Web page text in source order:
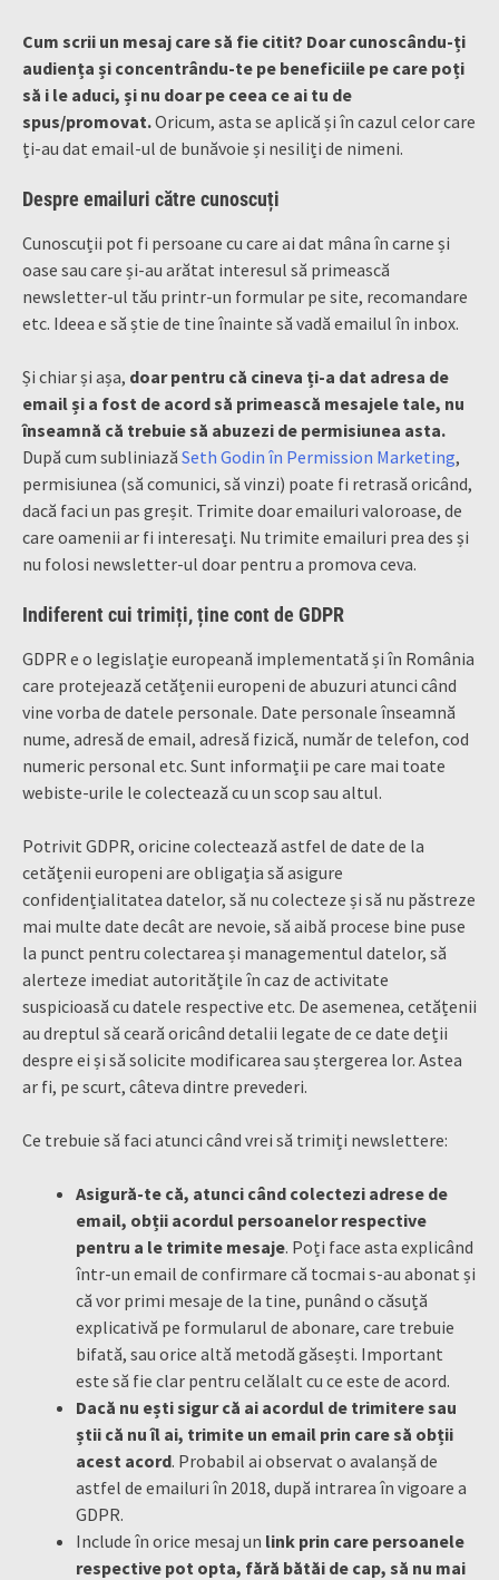
Cum scrii un mesaj care să fie citit? Doar cunoscându-ți
audiența și concentrându-te pe beneficiile pe care poți
să i le aduci, și nu doar pe ceea ce ai tu de
spus/promovat.Oricum, asta se aplică și în cazul celor care
ți-au dat email-ul de bunăvoie și nesiliți de nimeni.
Despre emailuri către cunoscuți
Cunoscuții pot fi persoane cu care ai dat mâna în carne și
oase sau care și-au arătat interesul să primească
newsletter-ul tău printr-un formular pe site, recomandare
etc. Ideea e să știe de tine înainte să vadă emailul în inbox.
Și chiar și așa, doar pentru că cineva ți-a dat adresa de
email și a fost de acord să primească mesajele tale, nu
înseamnă că trebuie să abuzezi de permisiunea asta.
După cum subliniază Seth Godin în Permission Marketing,
permisiunea (să comunici, să vinzi) poate fi retrasă oricând,
dacă faci un pas greșit. Trimite doar emailuri valoroase, de
care oamenii ar fi interesați. Nu trimite emailuri prea des și
nu folosi newsletter-ul doar pentru a promova ceva.
Indiferent cui trimiți, ține cont de GDPR
GDPR e o legislație europeană implementată și în România
care protejează cetățenii europeni de abuzuri atunci când
vine vorba de datele personale. Date personale înseamnă
nume, adresă de email, adresă fizică, număr de telefon, cod
numeric personal etc. Sunt informații pe care mai toate
webiste-urile le colectează cu un scop sau altul.
Potrivit GDPR, oricine colectează astfel de date de la
cetățenii europeni are obligația să asigure
confidențialitatea datelor, să nu colecteze și să nu păstreze
mai multe date decât are nevoie, să aibă procese bine puse
la punct pentru colectarea și managementul datelor, să
alerteze imediat autoritățile în caz de activitate
suspicioasă cu datele respective etc. De asemenea, cetățenii
au dreptul să ceară oricând detalii legate de ce date deții
despre ei și să solicite modificarea sau ștergerea lor. Astea
ar fi, pe scurt, câteva dintre prevederi.
Ce trebuie să faci atunci când vrei să trimiți newslettere:
Asigură-te că, atunci când colectezi adrese de
email, obții acordul persoanelor respective
pentru a le trimite mesaje. Poți face asta explicând
într-un email de confirmare că tocmai s-au abonat și
că vor primi mesaje de la tine, punând o căsuță
explicativă pe formularul de abonare, care trebuie
bifată, sau orice altă metodă găsești. Important
este să fie clar pentru celălalt cu ce este de acord.
Dacă nu ești sigur că ai acordul de trimitere sau
știi că nu îl ai, trimite un email prin care să obții
acest acord. Probabil ai observat o avalanșă de
astfel de emailuri în 2018, după intrarea în vigoare a
GDPR.
Include în orice mesaj un link prin care persoanele
respective pot opta, fără bătăi de cap, să nu mai